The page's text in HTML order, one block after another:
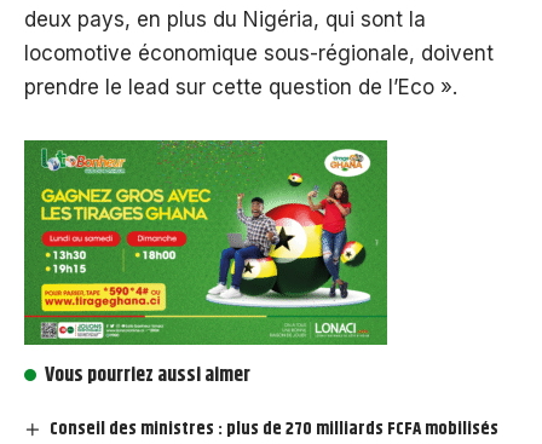
deux pays, en plus du Nigéria, qui sont la
locomotive économique sous-régionale, doivent
prendre le lead sur cette question de l’Eco ».
Vous pourriez aussi aimer
Conseil des ministres : plus de 270 milliards FCFA mobilisés